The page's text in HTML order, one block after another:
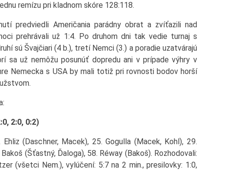
remízu pri kladnom skóre 128:118.
predviedli Američania parádny obrat a zvíťazili nad
prehrávali už 1:4. Po druhom dni tak vedie turnaj s
sú Švajčiari (4 b.), tretí Nemci (3.) a poradie uzatvárajú
sa už nemôžu posunúť dopredu ani v prípade výhry v
Nemecka s USA by mali totiž pri rovnosti bodov horší
2:0, 0:2)
(Daschner, Macek), 25. Gogulla (Macek, Kohl), 29.
(Šťastný, Ďaloga), 58. Réway (Bakoš). Rozhodovali:
(všetci Nem.), vylúčení: 5:7 na 2 min., presilovky: 1:0,